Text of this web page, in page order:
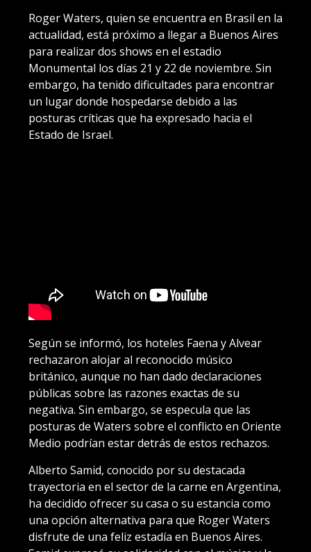
Roger Waters, quien se encuentra en Brasil en la
actualidad, está próximo a llegar a Buenos Aires
para realizar dos shows en el estadio
Monumental los días 21 y 22 de noviembre. Sin
embargo, ha tenido dificultades para encontrar
un lugar donde hospedarse debido a las
posturas críticas que ha expresado hacia el
Estado de Israel.
Según se informó, los hoteles Faena y Alvear
rechazaron alojar al reconocido músico
británico, aunque no han dado declaraciones
públicas sobre las razones exactas de su
negativa. Sin embargo, se especula que las
posturas de Waters sobre el conflicto en Oriente
Medio podrían estar detrás de estos rechazos.
Alberto Samid, conocido por su destacada
trayectoria en el sector de la carne en Argentina,
ha decidido ofrecer su casa o su estancia como
una opción alternativa para que Roger Waters
disfrute de una feliz estadía en Buenos Aires.